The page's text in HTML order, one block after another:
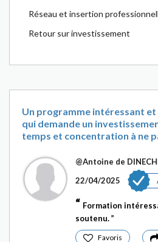
Réseau et insertion
Retour sur investissement
Un programme intéressant
qui demande un
temps et concentration à ne
@Antoine de
22/04/2025
Formation
soutenu.
Favoris